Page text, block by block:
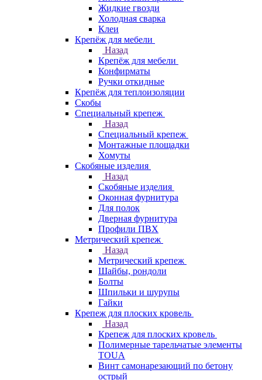
Жидкие гвозди
Холодная сварка
Клеи
Крепёж для мебели
Назад
Крепёж для мебели
Конфирматы
Ручки откидные
Крепёж для теплоизоляции
Скобы
Специальный крепеж
Назад
Специальный крепеж
Монтажные площадки
Хомуты
Скобяные изделия
Назад
Скобяные изделия
Оконная фурнитура
Для полок
Дверная фурнитура
Профили ПВХ
Метрический крепеж
Назад
Метрический крепеж
Шайбы, рондоли
Болты
Шпильки и шурупы
Гайки
Крепеж для плоских кровель
Назад
Крепеж для плоских кровель
Полимерные тарельчатые элементы
TOUA
Винт самонарезающий по бетону
острый